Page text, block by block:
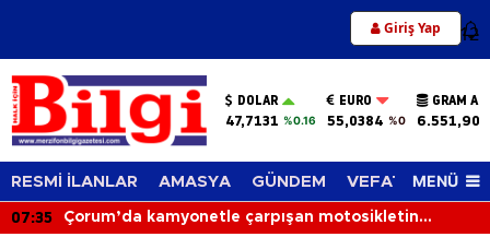
Giriş Yap 12
DOLAR
47,7131 %0.16
EURO
55,0384 %0
GRAM
6.551,90
RESMİ İLANLAR AMASYA GÜNDEM VEFAT EDENLER
MENÜ
07:35
Çorum’da kamyonetle çarpışan motosikletin